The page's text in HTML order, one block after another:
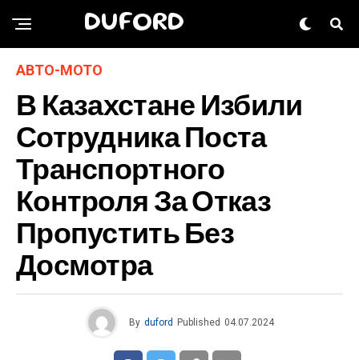
DUFORD
АВТО-МОТО
В Казахстане Избили
Сотрудника Поста
Транспортного
Контроля За Отказ
Пропустить Без
Досмотра
By duford Published 04.07.2024